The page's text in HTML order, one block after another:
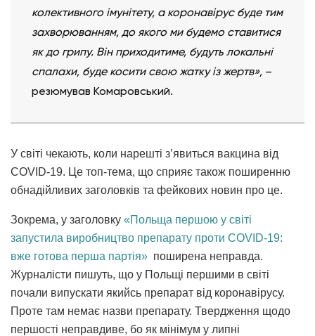
колективного імунітету, а коронавірус буде тим
захворюванням, до якого ми будемо ставитися
як до грипу. Він приходитиме, будуть локальні
спалахи, буде косити свою жатку із жертв», –
резюмував Комаровський.
У світі чекають, коли нарешті з’явиться вакцина від
COVID-19. Це топ-тема, що сприяє також поширенню
обнадійливих заголовків та фейкових новин про це.
Зокрема, у заголовку «Польща першою у світі
запустила виробництво препарату проти COVID-19:
вже готова перша партія» поширена неправда.
Журналісти пишуть, що у Польщі першими в світі
почали випускати якийсь препарат від коронавірусу.
Проте там немає назви препарату. Твердження щодо
першості неправдиве, бо як мінімум у липні